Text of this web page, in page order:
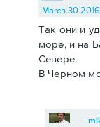
March 30
Так они и
море, и на
Севере.
В Черном